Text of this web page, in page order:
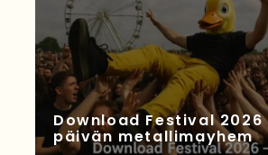
Download Festival 2026
päivän metallimayhem